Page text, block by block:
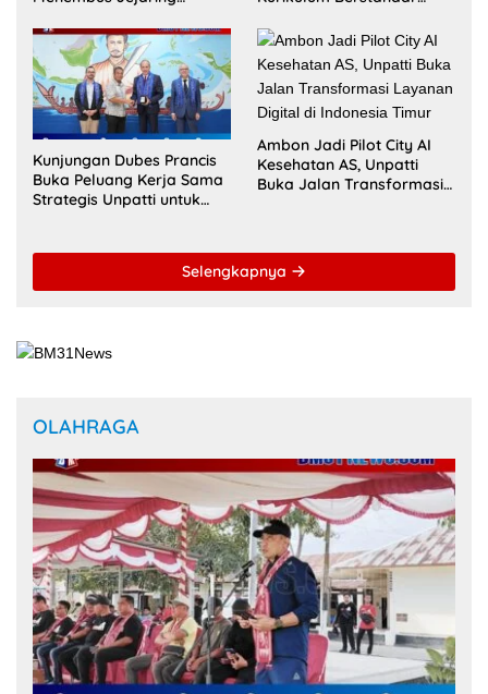
Kolaborasi Diaspora
Indonesia
Akreditasi ACQUIN
Kunjungan Dubes Prancis
Buka Peluang Kerja Sama
Strategis Unpatti untuk
Ambon Jadi Pilot City AI
Kesehatan AS, Unpatti
Buka Jalan Transformasi
Selengkapnya
OLAHRAGA